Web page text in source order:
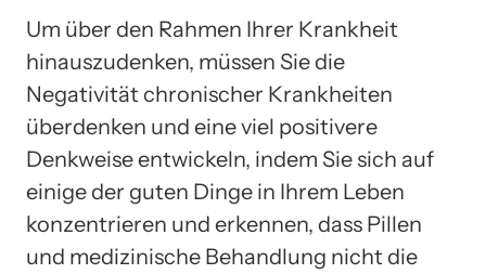
Um über den Rahmen Ihrer Krankheit
hinauszudenken, müssen Sie die
Negativität chronischer Krankheiten
überdenken und eine viel positivere
Denkweise entwickeln, indem Sie sich auf
einige der guten Dinge in Ihrem Leben
konzentrieren und erkennen, dass Pillen
und medizinische Behandlung nicht die